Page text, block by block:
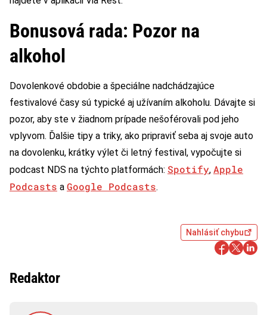
Bonusová rada: Pozor na
alkohol
Dovolenkové obdobie a špeciálne nadchádzajúce
festivalové časy sú typické aj užívaním alkoholu. Dávajte si
pozor, aby ste v žiadnom prípade nešoférovali pod jeho
vplyvom. Ďalšie tipy a triky, ako pripraviť seba aj svoje auto
na dovolenku, krátky výlet či letný festival, vypočujte si
podcast NDS na týchto platformách: Spotify, Apple
Podcasts a Google Podcasts.
Nahlásiť chybu
Redaktor